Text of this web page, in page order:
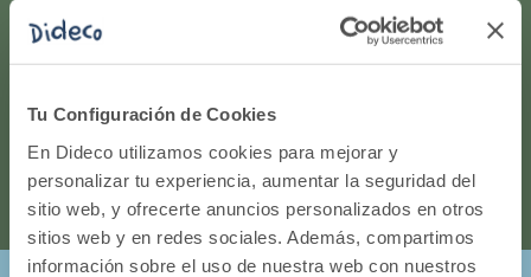
Tu Configuración de Cookies
En Dideco utilizamos cookies para mejorar y
personalizar tu experiencia, aumentar la seguridad del
sitio web, y ofrecerte anuncios personalizados en otros
sitios web y en redes sociales. Además, compartimos
información sobre el uso de nuestra web con nuestros
Correo electrónico
Horario de atención telefónica: de Lunes a Viernes, de
9:00h a 17:00h.